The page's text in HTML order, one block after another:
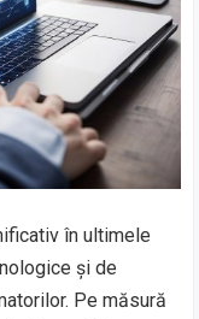
în ultimele
și de
Pe măsură